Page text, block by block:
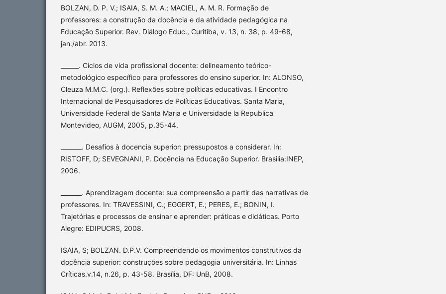
BOLZAN, D. P. V.; ISAIA, S. M. A.; MACIEL, A. M. R. Formação de
professores: a construção da docência e da atividade pedagógica na
Educação Superior. Rev. Diálogo Educ., Curitiba, v. 13, n. 38, p. 49-68,
jan./abr. 2013.
______. Ciclos de vida profissional docente: delineamento teórico-
metodológico específico para professores do ensino superior. In: ALONSO,
Cleuza M.M.C. (org.). Reflexões sobre políticas educativas. I Encontro
Internacional de Pesquisadores de Políticas Educativas. Santa Maria,
Universidade Federal de Santa Maria e Universidade la Republica
Montevideo, AUGM, 2005, p.35-44.
_______. Desafios à docencia superior: pressupostos a considerar. In:
RISTOFF, D; SEVEGNANI, P. Docência na Educação Superior. Brasilia:INEP,
2006.
_______. Aprendizagem docente: sua compreensão a partir das narrativas de
professores. In: TRAVESSINI, C.; EGGERT, E.; PERES, E.; BONIN, I.
Trajetórias e processos de ensinar e aprender: práticas e didáticas. Porto
Alegre: EDIPUCRS, 2008.
ISAIA, S; BOLZAN. D.P.V. Compreendendo os movimentos construtivos da
docência superior: construções sobre pedagogia universitária. In: Linhas
Críticas.v.14, n.26, p. 43-58. Brasília, DF: UnB, 2008.